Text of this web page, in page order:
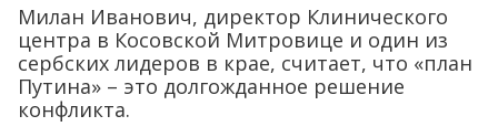
Милан Иванович, директор Клинического
центра в Косовской Митровице и один из
сербских лидеров в крае, считает, что «план
Путина» – это долгожданное решение
конфликта.